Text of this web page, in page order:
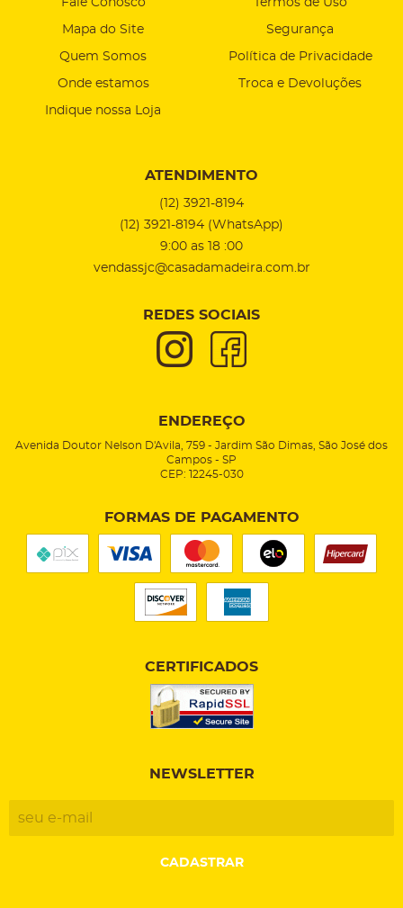
Fale Conosco
Mapa do Site
Quem Somos
Onde estamos
Indique nossa Loja
Termos de Uso
Segurança
Política de Privacidade
Troca e Devoluções
ATENDIMENTO
(12) 3921-8194
(12) 3921-8194 (WhatsApp)
9:00 as 18 :00
vendassjc@casadamadeira.com.br
REDES SOCIAIS
ENDEREÇO
Avenida Doutor Nelson D'Avila, 759 - Jardim São Dimas, São José dos
Campos - SP
CEP: 12245-030
FORMAS DE PAGAMENTO
CERTIFICADOS
NEWSLETTER
CADASTRAR